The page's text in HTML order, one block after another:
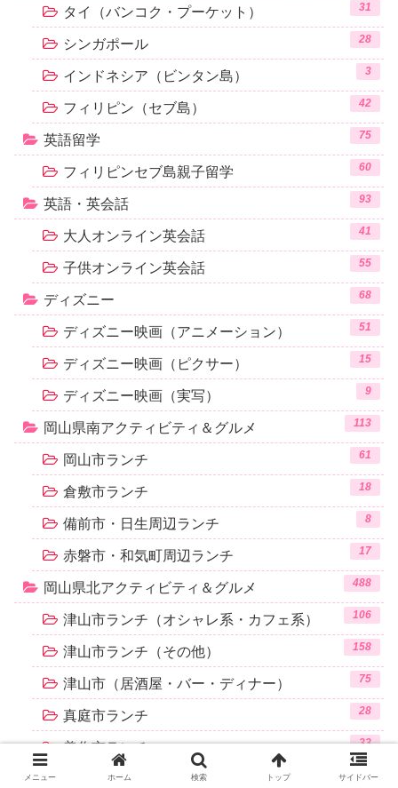
タイ（バンコク・プーケット） 31
シンガポール 28
インドネシア（ビンタン島） 3
フィリピン（セブ島） 42
英語留学 75
フィリピンセブ島親子留学 60
英語・英会話 93
大人オンライン英会話 41
子供オンライン英会話 55
ディズニー 68
ディズニー映画（アニメーション） 51
ディズニー映画（ピクサー） 15
ディズニー映画（実写） 9
岡山県南アクティビティ＆グルメ 113
岡山市ランチ 61
倉敷市ランチ 18
備前市・日生周辺ランチ 8
赤磐市・和気町周辺ランチ 17
岡山県北アクティビティ＆グルメ 488
津山市ランチ（オシャレ系・カフェ系） 106
津山市ランチ（その他） 158
津山市（居酒屋・バー・ディナー） 75
真庭市ランチ 28
美作市ランチ 33
勝央町ランチ 18
メニュー ホーム 検索 トップ サイドバー